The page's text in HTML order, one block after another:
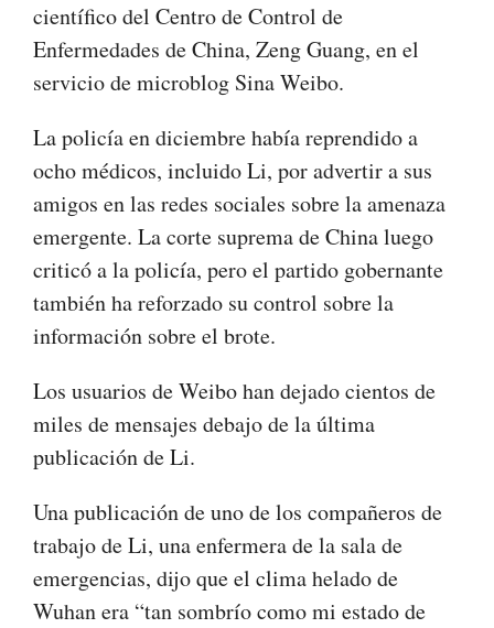
científico del Centro de Control de
Enfermedades de China, Zeng Guang, en el
servicio de microblog Sina Weibo.
La policía en diciembre había reprendido a
ocho médicos, incluido Li, por advertir a sus
amigos en las redes sociales sobre la amenaza
emergente. La corte suprema de China luego
criticó a la policía, pero el partido gobernante
también ha reforzado su control sobre la
información sobre el brote.
Los usuarios de Weibo han dejado cientos de
miles de mensajes debajo de la última
publicación de Li.
Una publicación de uno de los compañeros de
trabajo de Li, una enfermera de la sala de
emergencias, dijo que el clima helado de
Wuhan era “tan sombrío como mi estado de